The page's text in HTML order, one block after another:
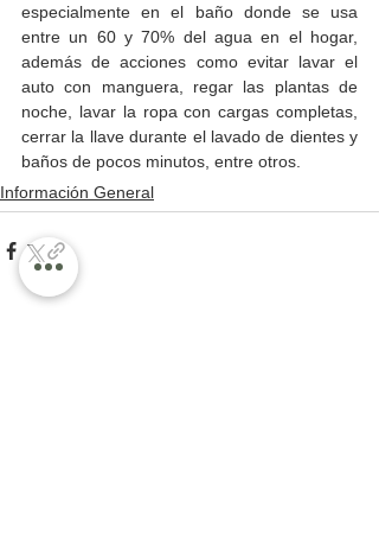
especialmente en el baño donde se usa
entre un 60 y 70% del agua en el hogar,
además de acciones como evitar lavar el
auto con manguera, regar las plantas de
noche, lavar la ropa con cargas completas,
cerrar la llave durante el lavado de dientes y
baños de pocos minutos, entre otros.
Información General